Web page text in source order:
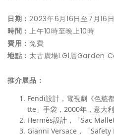
日期：2023年6月16日至7月16日
時間：上午10時至晚上10時
費用： 免費
地點： 太古廣場LG1層Garden
推介展品：
Fendi設計，電視劇《色慾
tte」手袋，2000年，意大利
Hermès設計，「Sac
Gianni Versace，「Safety